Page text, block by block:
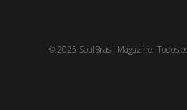
© 2025 SoulBrasil Magazine. Todos